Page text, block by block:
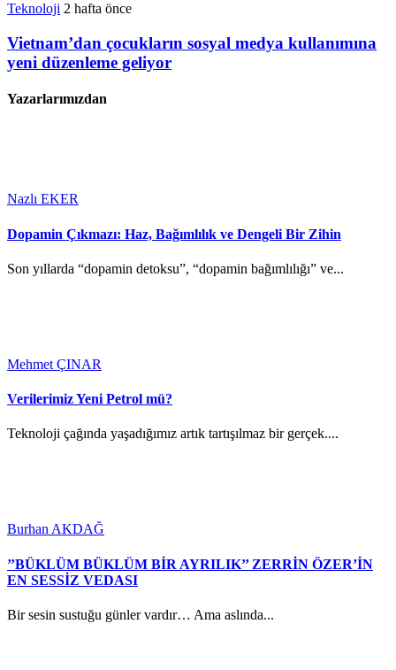
Teknoloji 2 hafta önce
Vietnam’dan çocukların sosyal medya kullanımına
yeni düzenleme geliyor
Yazarlarımızdan
Nazlı EKER
Dopamin Çıkmazı: Haz, Bağımlılık ve Dengeli Bir Zihin
Son yıllarda “dopamin detoksu”, “dopamin bağımlılığı” ve...
Mehmet ÇINAR
Verilerimiz Yeni Petrol mü?
Teknoloji çağında yaşadığımız artık tartışılmaz bir gerçek....
Burhan AKDAĞ
’’BÜKLÜM BÜKLÜM BİR AYRILIK’’ ZERRİN ÖZER’İN
EN SESSİZ VEDASI
Bir sesin sustuğu günler vardır… Ama aslında...